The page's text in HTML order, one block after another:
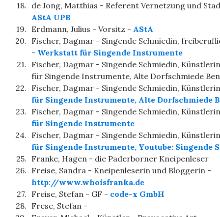
18. de Jong, Matthias - Referent Vernetzung und
AStA UPB
19. Erdmann, Julius - Vorsitz - AStA
20. Fischer, Dagmar - Singende Schmiedin,
- Werkstatt für Singende Instrumente
21. Fischer, Dagmar - Singende Schmiedin,
für Singende Instrumente, Alte Dorfschmiede
22. Fischer, Dagmar - Singende Schmiedin,
für Singende Instrumente, Alte Dorfschmiede
23. Fischer, Dagmar - Singende Schmiedin,
für Singende Instrumente
24. Fischer, Dagmar - Singende Schmiedin,
für Singende Instrumente, Youtube: Singende
25. Franke, Hagen - die Paderborner Kneipenleser
26. Freise, Sandra - Kneipenleserin und Bloggerin -
http://www.whoisfranka.de
27. Freise, Stefan - GF - code-x GmbH
28. Frese, Stefan -